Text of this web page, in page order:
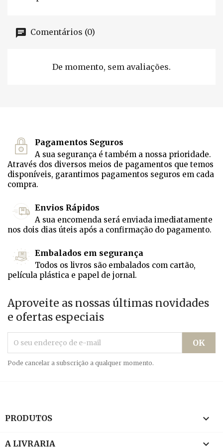
Comentários (0)
De momento, sem avaliações.
Pagamentos Seguros
A sua segurança é também a nossa prioridade.
Através dos diversos meios de pagamentos que temos
disponíveis, garantimos pagamentos seguros em cada
compra.
Envios Rápidos
A sua encomenda será enviada imediatamente
nos dois dias úteis após a confirmação do pagamento.
Embalados em segurança
Todos os livros são embalados com cartão,
película plástica e papel de jornal.
Aproveite as nossas últimas novidades
e ofertas especiais
Pode cancelar a subscrição a qualquer momento.
PRODUTOS 
A LIVRARIA 